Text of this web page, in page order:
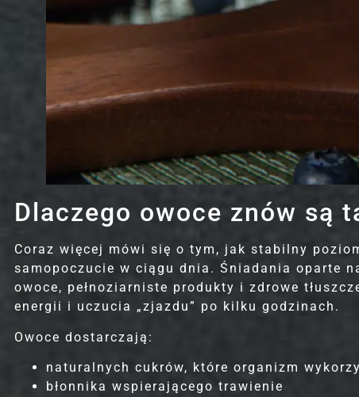
Dlaczego owoce znów są
Coraz więcej mówi się o tym, jak stabilny
samopoczucie w ciągu dnia. Śniadania oparte
owoce, pełnoziarniste produkty i zdrowe
energii i uczucia „zjazdu” po kilku godzinach.
Owoce dostarczają:
naturalnych cukrów, które organizm
błonnika wspierającego trawienie
NOWOŚĆ
DASH & LOW CARB Diet
Kaloryczność:
1200 - 1500 - 1800 - 2000 - 2500 - 3000
KLASYCZNY
BEZ MIĘSA
NOWOŚĆ
BIURO
BESTSELLER
BEZ MIĘSA
NOWOŚĆ
KLASYCZNY